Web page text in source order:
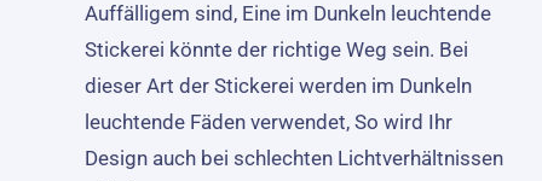
Auffälligem sind, Eine im Dunkeln leuchtende
Stickerei könnte der richtige Weg sein. Bei
dieser Art der Stickerei werden im Dunkeln
leuchtende Fäden verwendet, So wird Ihr
Design auch bei schlechten Lichtverhältnissen